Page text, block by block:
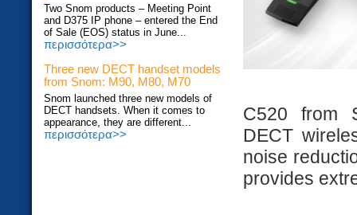
Two Snom products – Meeting Point
and D375 IP phone – entered the End
of Sale (EOS) status in June...
περισσότερα>>
Three new DECT handset models
from Snom: M90, M80, M70
Snom launched three new models of
DECT handsets. When it comes to
appearance, they are different...
περισσότερα>>
C520 from
DECT
noise
provides